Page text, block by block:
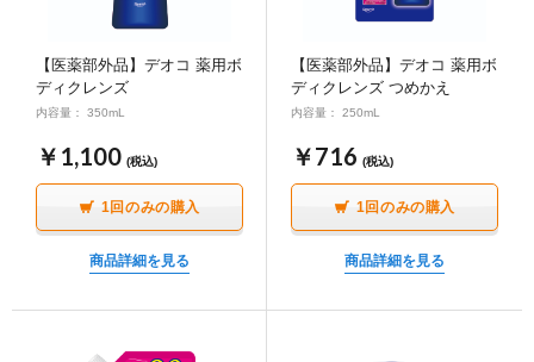
∟ 美容サプリメント
美容・スキンケア
∟ スキンケア
∟ 美容サプリメント
おトクなロート定期便
ポイントを貯める
読みもの
ジャーナル(美容情報・健康情報・読み物)
スタッフのお気に入り
ご案内
新着情報
ご利用ガイド
個人情報の取り扱い
【医薬部外品】デオコ 薬用ボ
ディクレンズ
内容量： 350mL
￥1,100 (税込)
1回のみの購入
商品詳細を見る
【医薬部外品】デオコ 薬用ボ
ディクレンズ つめかえ
内容量： 250mL
￥716 (税込)
1回のみの購入
商品詳細を見る